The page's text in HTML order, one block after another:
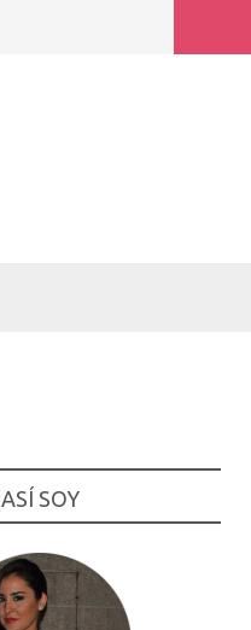
ASÍ SOY